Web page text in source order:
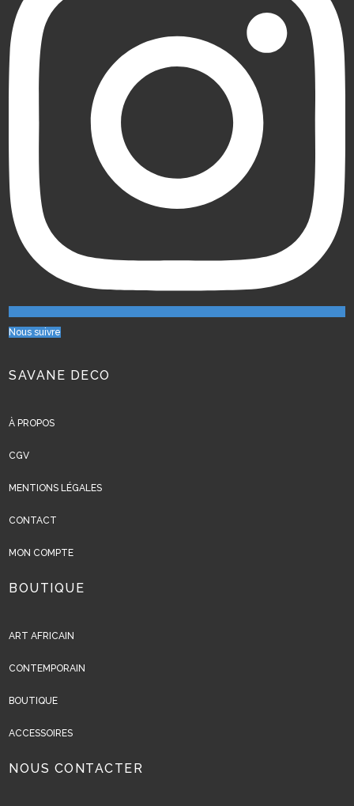
Nous suivre
SAVANE DECO
À PROPOS
CGV
MENTIONS LÉGALES
CONTACT
MON COMPTE
BOUTIQUE
ART AFRICAIN
CONTEMPORAIN
BOUTIQUE
ACCESSOIRES
NOUS CONTACTER